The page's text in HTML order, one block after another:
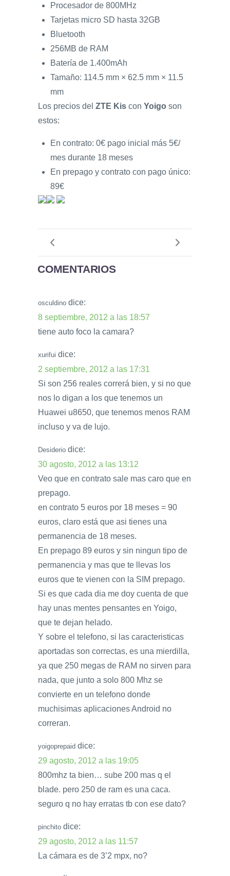
Procesador de 800MHz
Tarjetas micro SD hasta 32GB
Bluetooth
256MB de RAM
Batería de 1.400mAh
Tamaño: 114.5 mm × 62.5 mm × 11.5
mm
Los precios del ZTE Kis con Yoigo son
estos:
En contrato: 0€ pago inicial más 5€/
mes durante 18 meses
En prepago y contrato con pago único:
89€
COMENTARIOS
osculdino dice:
8 septiembre, 2012 a las 18:57
tiene auto foco la camara?
xurifui dice:
2 septiembre, 2012 a las 17:31
Si son 256 reales correrá bien, y si no que
nos lo digan a los que tenemos un
Huawei u8650, que tenemos menos RAM
incluso y va de lujo.
Desiderio dice:
30 agosto, 2012 a las 13:12
Veo que en contrato sale mas caro que en
prepago.
en contrato 5 euros por 18 meses = 90
euros, claro está que asi tienes una
permanencia de 18 meses.
En prepago 89 euros y sin ningun tipo de
permanencia y mas que te llevas los
euros que te vienen con la SIM prepago.
Si es que cada dia me doy cuenta de que
hay unas mentes pensantes en Yoigo,
que te dejan helado.
Y sobre el telefono, si las caracteristicas
aportadas son correctas, es una mierdilla,
ya que 250 megas de RAM no sirven para
nada, que junto a solo 800 Mhz se
convierte en un telefono donde
muchisimas aplicaciones Android no
correran.
yoigoprepaid dice:
29 agosto, 2012 a las 19:05
800mhz ta bien… sube 200 mas q el
blade. pero 250 de ram es una caca.
seguro q no hay erratas tb con ese dato?
pinchito dice:
29 agosto, 2012 a las 11:57
La cámara es de 3’2 mpx, no?